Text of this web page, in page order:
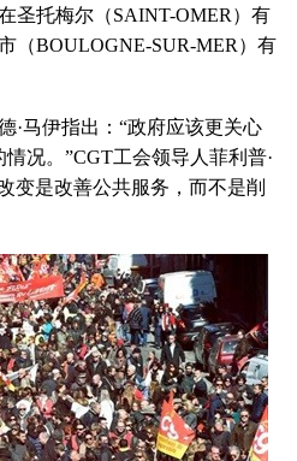
圣托梅尔（SAINT-OMER）有
（BOULOGNE-SUR-MER）有
·马伊指出：“政府应该更关心
况。”CGT工会领导人菲利普·
变是改善公共服务，而不是削